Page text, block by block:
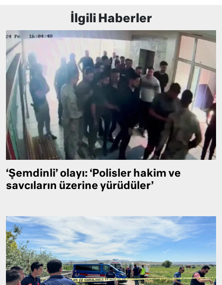
İlgili Haberler
‘Şemdinli’ olayı: ‘Polisler hakim ve
savcıların üzerine yürüdüler’